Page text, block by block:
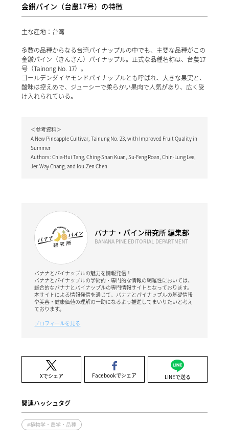
金鑚パイン（台農17号）の特徴
主な産地：台湾
多数の品種からなる台湾パイナップルの中でも、主要な品種がこの
金鑚パイン（きんさん）パイナップル。正式な品種名称は、台農17
号（Tainong No. 17）。
ゴールデンダイヤモンドパイナップルとも呼ばれ、大きな果実と、
酸味は控えめで、ジューシーで柔らかい果肉で人気があり、広く受
け入れられている。
＜参考資料＞
A New Pineapple Cultivar, Tainung No. 23, with Improved Fruit Quality in
Summer
Authors: Chia-Hui Tang, Ching-Shan Kuan, Su-Feng Roan, Chin-Lung Lee,
Jer-Way Chang, and Iou-Zen Chen
バナナ・パイン研究所 編集部
BANANA PINE EDITORIAL DEPARTMENT
バナナとパイナップルの魅力を情報発信！
バナナとパイナップルの学術的・専門的な情報の網羅性においては、
総合的なバナナとパイナップルの専門情報サイトとなっております。
本サイトによる情報発信を通じて、バナナとパイナップルの基礎情報
や美容・健康価値の理解の一助になるよう推進してまいりたいと考え
ております。
プロフィールを見る
Xでシェア Facebookでシェア LINEで送る
関連ハッシュタグ
#植物学・農学・品種